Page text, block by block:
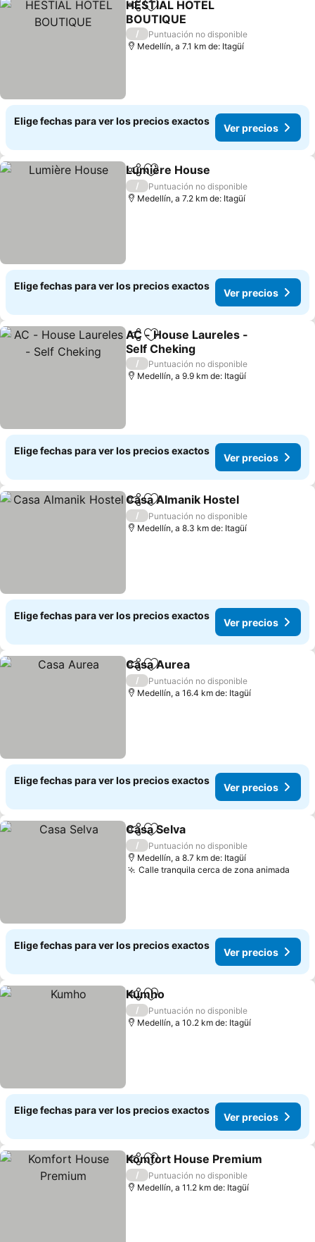
CompartirAgregar a favoritos
HESTIAL HOTEL
BOUTIQUE
Ver precios
/
Puntuación no disponible
Medellín, a 7.1 km de: Itagüí
Elige fechas para ver los precios exactos
Ver precios
CompartirAgregar a favoritos
Lumière House
/
Puntuación no disponible
Medellín, a 7.2 km de: Itagüí
Elige fechas para ver los precios exactos
Ver precios
CompartirAgregar a favoritos
AC - House Laureles -
Self Cheking
Ver precios
/
Puntuación no disponible
Medellín, a 9.9 km de: Itagüí
Elige fechas para ver los precios exactos
Ver precios
CompartirAgregar a favoritos
Casa Almanik Hostel
/
Puntuación no disponible
Medellín, a 8.3 km de: Itagüí
Elige fechas para ver los precios exactos
Ver precios
CompartirAgregar a favoritos
Casa Aurea
/
Puntuación no disponible
Medellín, a 16.4 km de: Itagüí
Elige fechas para ver los precios exactos
Ver precios
CompartirAgregar a favoritos
Casa Selva
/
Puntuación no disponible
Medellín, a 8.7 km de: Itagüí
Calle tranquila cerca de zona animada
Elige fechas para ver los precios exactos
Ver precios
CompartirAgregar a favoritos
Kumho
/
Puntuación no disponible
Medellín, a 10.2 km de: Itagüí
Elige fechas para ver los precios exactos
Ver precios
CompartirAgregar a favoritos
Komfort House Premium
/
Puntuación no disponible
Medellín, a 11.2 km de: Itagüí